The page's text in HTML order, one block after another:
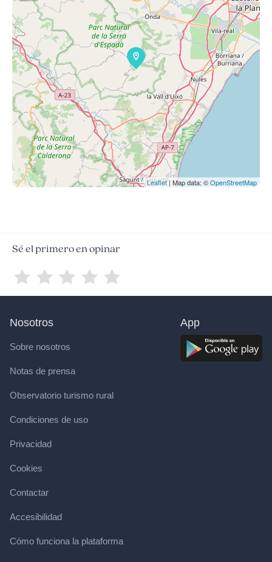
Leaflet| Map data: ©OpenStreetMap
Sé el primero en opinar
Nosotros
Sobre nosotros
Notas de prensa
Observatorio turismo rural
Condiciones de uso
Privacidad
Cookies
Contactar
Accesibilidad
Cómo funciona la plataforma
App